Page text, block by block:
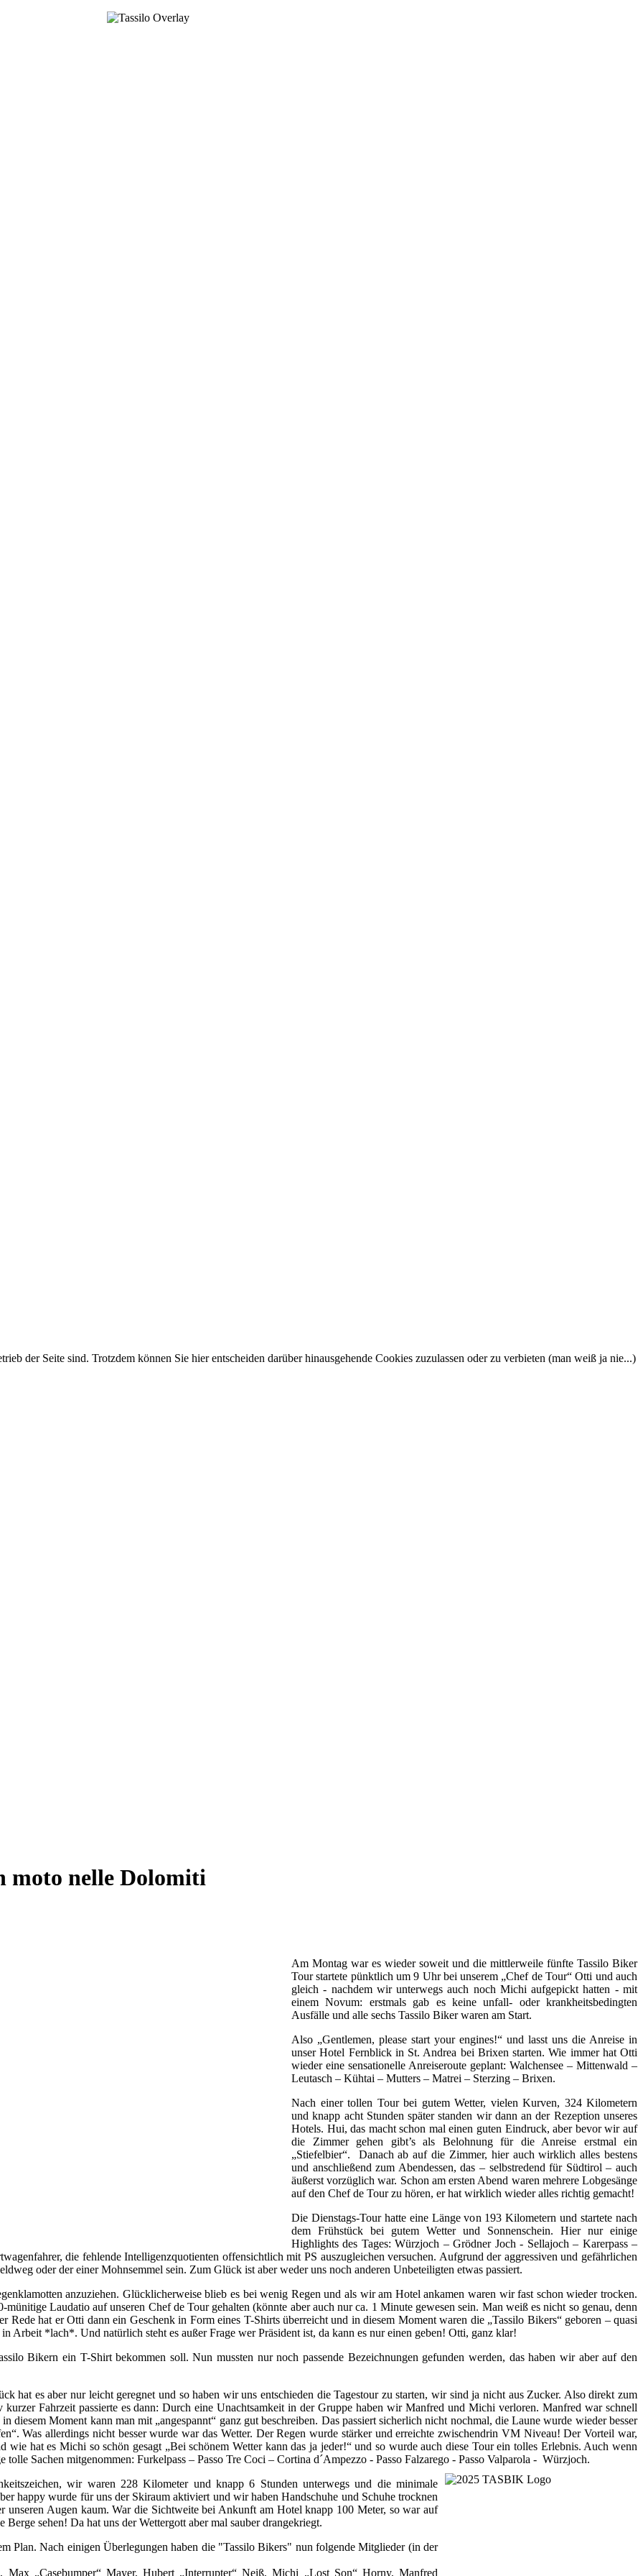
moto nelle Dolomiti
Am Montag war es wieder soweit und die mittlerweile fünfte Tassilo Biker
Tour startete pünktlich um 9 Uhr bei unserem „Chef de Tour“ Otti und auch
gleich - nachdem wir unterwegs auch noch Michi aufgepickt hatten - mit
einem Novum: erstmals gab es keine unfall- oder krankheitsbedingten
Ausfälle und alle sechs Tassilo Biker waren am Start.
Also „Gentlemen, please start your engines!“ und lasst uns die Anreise in
unser Hotel Fernblick in St. Andrea bei Brixen starten. Wie immer hat Otti
wieder eine sensationelle Anreiseroute geplant: Walchensee – Mittenwald –
Leutasch – Kühtai – Mutters – Matrei – Sterzing – Brixen.
Nach einer tollen Tour bei gutem Wetter, vielen Kurven, 324 Kilometern
und knapp acht Stunden später standen wir dann an der Rezeption unseres
Hotels. Hui, das macht schon mal einen guten Eindruck, aber bevor wir auf
die Zimmer gehen gibt’s als Belohnung für die Anreise erstmal ein
„Stiefelbier“. Danach ab auf die Zimmer, hier auch wirklich alles bestens
und anschließend zum Abendessen, das – selbstredend für Südtirol – auch
äußerst vorzüglich war. Schon am ersten Abend waren mehrere Lobgesänge
auf den Chef de Tour zu hören, er hat wirklich wieder alles richtig gemacht!
Die Dienstags-Tour hatte eine Länge von 193 Kilometern und startete nach
dem Frühstück bei gutem Wetter und Sonnenschein. Hier nur einige
Highlights des Tages: Würzjoch – Grödner Joch - Sellajoch – Karerpass –
die fehlende Intelligenzquotienten offensichtlich mit PS auszugleichen versuchen. Aufgrund der aggressiven und gefährlichen
oder der einer Mohnsemmel sein. Zum Glück ist aber weder uns noch anderen Unbeteiligten etwas passiert.
anzuziehen. Glücklicherweise blieb es bei wenig Regen und als wir am Hotel ankamen waren wir fast schon wieder trocken.
Laudatio auf unseren Chef de Tour gehalten (könnte aber auch nur ca. 1 Minute gewesen sein. Man weiß es nicht so genau, denn
hat er Otti dann ein Geschenk in Form eines T-Shirts überreicht und in diesem Moment waren die „Tassilo Bikers“ geboren – quasi
Arbeit *lach*. Und natürlich steht es außer Frage wer Präsident ist, da kann es nur einen geben! Otti, ganz klar!
Bikern ein T-Shirt bekommen soll. Nun mussten nur noch passende Bezeichnungen gefunden werden, das haben wir aber auf den
hat es aber nur leicht geregnet und so haben wir uns entschieden die Tagestour zu starten, wir sind ja nicht aus Zucker. Also direkt zum
Fahrzeit passierte es dann: Durch eine Unachtsamkeit in der Gruppe haben wir Manfred und Michi verloren. Manfred war schnell
Moment kann man mit „angespannt“ ganz gut beschreiben. Das passiert sicherlich nicht nochmal, die Laune wurde wieder besser
Was allerdings nicht besser wurde war das Wetter. Der Regen wurde stärker und erreichte zwischendrin VM Niveau! Der Vorteil war,
wie hat es Michi so schön gesagt „Bei schönem Wetter kann das ja jeder!“ und so wurde auch diese Tour ein tolles Erlebnis. Auch wenn
Sachen mitgenommen: Furkelpass – Passo Tre Coci – Cortina d´Ampezzo - Passo Falzarego - Passo Valparola - Würzjoch.
wir waren 228 Kilometer und knapp 6 Stunden unterwegs und die minimale
happy wurde für uns der Skiraum aktiviert und wir haben Handschuhe und Schuhe trocknen
unseren Augen kaum. War die Sichtweite bei Ankunft am Hotel knapp 100 Meter, so war auf
sehen! Da hat uns der Wettergott aber mal sauber drangekriegt.
Plan. Nach einigen Überlegungen haben die "Tassilo Bikers" nun folgende Mitglieder (in der
„Casebumper“ Mayer, Hubert „Interrupter“ Neiß, Michi „Lost Son“ Horny, Manfred
der Seite sind. Trotzdem können Sie hier entscheiden darüber hinausgehende Cookies zuzulassen oder zu verbieten (man weiß ja nie...)